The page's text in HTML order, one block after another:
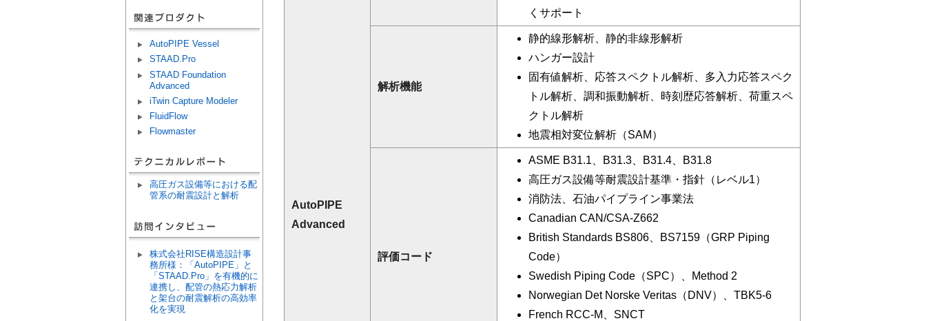
AutoPIPE Vessel
STAAD.Pro
STAAD Foundation
Advanced
iTwin Capture Modeler
FluidFlow
Flowmaster
高圧ガス設備等における配
管系の耐震設計と解析
株式会社RISE構造設計事
務所様：「AutoPIPE」と
「STAAD.Pro」を有機的に
連携し、配管の熱応力解析
と架台の耐震解析の高効率
化を実現
AutoPIPE
Advanced
くサポート
解析機能
静的線形解析、静的非線形解析
ハンガー設計
固有値解析、応答スペクトル解析、多入力応答スペク
トル解析、調和振動解析、時刻歴応答解析、荷重スペ
クトル解析
地震相対変位解析（SAM）
評価コード
ASME B31.1、B31.3、B31.4、B31.8
高圧ガス設備等耐震設計基準・指針（レベル1）
消防法、石油パイプライン事業法
Canadian CAN/CSA-Z662
British Standards BS806、BS7159（GRP Piping
Code）
Swedish Piping Code（SPC）、Method 2
Norwegian Det Norske Veritas（DNV）、TBK5-6
French RCC-M、SNCT